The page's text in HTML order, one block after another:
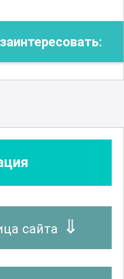
сайта